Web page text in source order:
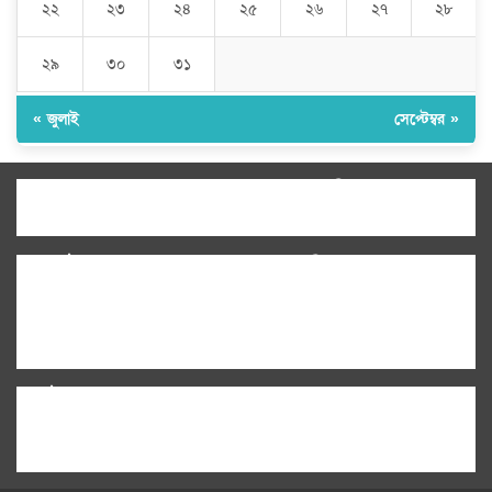
২২ ২৩ ২৪ ২৫ ২৬ ২৭ ২৮
২৯ ৩০ ৩১
« জুলাই সেপ্টেম্বর »